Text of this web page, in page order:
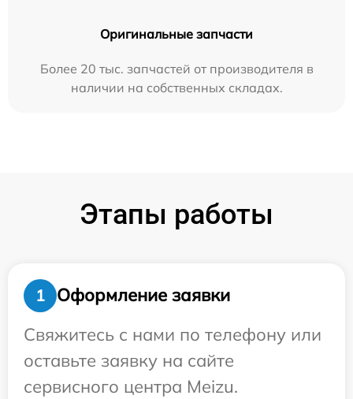
Оригинальные запчасти
Более 20 тыс. запчастей от производителя в
наличии на собственных складах.
Этапы работы
1
Оформление заявки
Свяжитесь с нами по телефону или
оставьте заявку на сайте
сервисного центра Meizu.